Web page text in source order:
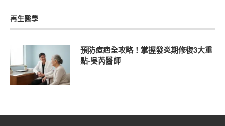
再生醫學
預防痘疤全攻略！掌握發炎期修復3大重
點-吳芮醫師